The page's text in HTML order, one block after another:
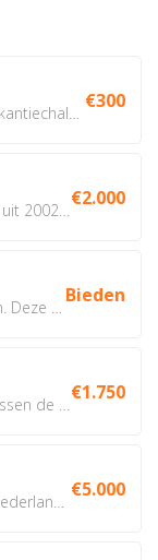
€300
€2.000
Bieden
€1.750
€5.000